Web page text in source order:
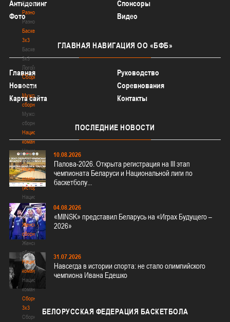
Еврокубки
Разное
Разное
Баскетбол
3х3
Баскетбол
3х3
Лого[modid=121]
Сборные
Сборные
Мужские
сборные
Мужские
сборные
Национальная
команда
Национальная
команда
Национальная
команда
(история)
Национальная
команда
(история)
Женские
сборные
Женские
сборные
Национальная
команда
Национальная
команда
Сборные
3х3
Сборные
Антидопинг
Спонсоры
Фото
Видео
ГЛАВНАЯ НАВИГАЦИЯ ОО «БФБ»
Главная
Руководство
Новости
Соревнования
Карта сайта
Контакты
ПОСЛЕДНИЕ НОВОСТИ
10.08.2026
Палова-2026. Открыта регистрация на III этап
чемпионата Беларуси и Национальной лиги по
баскетболу...
04.08.2026
«MINSK» представил Беларусь на «Играх Будущего –
2026»
31.07.2026
Навсегда в истории спорта: не стало олимпийского
чемпиона Ивана Едешко
БЕЛОРУССКАЯ ФЕДЕРАЦИЯ БАСКЕТБОЛА